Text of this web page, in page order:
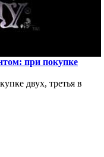
при покупке
двух, третья в